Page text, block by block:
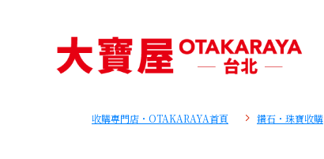
收購專門店・OTAKARAYA首頁 鑽石・珠寶收購